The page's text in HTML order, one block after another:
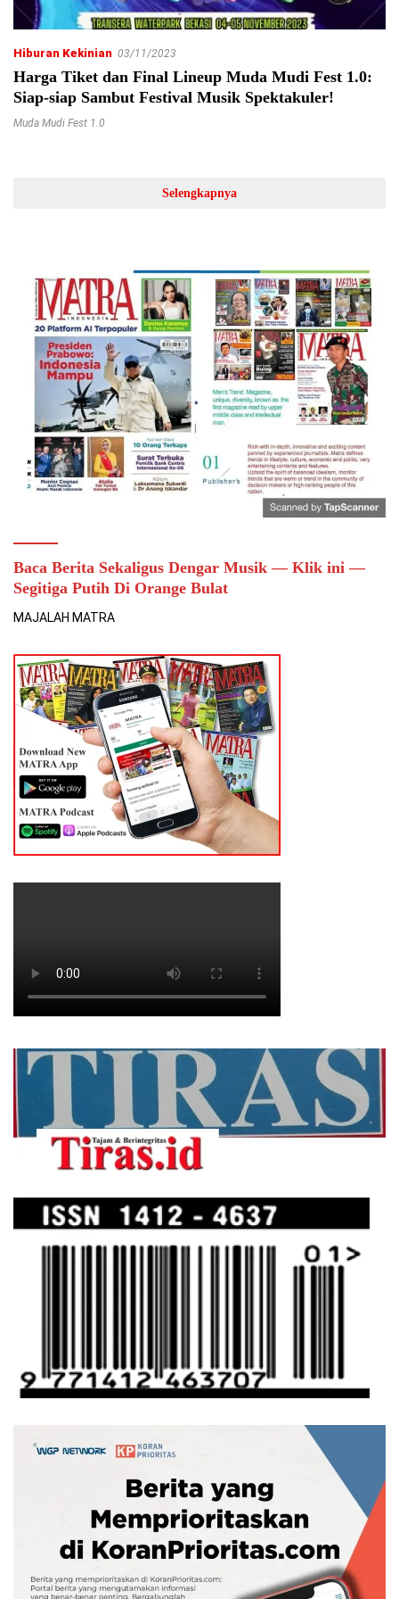
Hiburan Kekinian 03/11/2023
Harga Tiket dan Final Lineup Muda Mudi Fest 1.0:
Siap-siap Sambut Festival Musik Spektakuler!
Muda Mudi Fest 1.0
Selengkapnya
Baca Berita Sekaligus Dengar Musik — Klik ini —
Segitiga Putih Di Orange Bulat
MAJALAH MATRA